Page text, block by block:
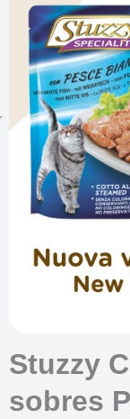
Stuzzy
sobres